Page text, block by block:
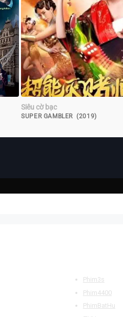
Siêu cờ bạc
SUPER GAMBLER (2019)